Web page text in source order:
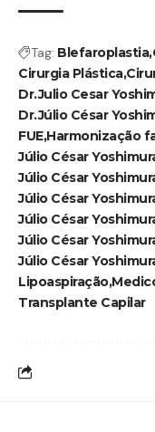
Tag: Blefaroplastia
Cirurgia Plástica
Dr.Julio Cesar
Dr.Júlio César
FUEHarmonização
Júlio César
Júlio César
Júlio César
Júlio César
Júlio César
Júlio César
Lipoaspiração
Transplante Capilar